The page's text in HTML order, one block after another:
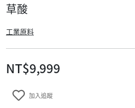
草酸
工業原料
NT$9,999
加入追蹤